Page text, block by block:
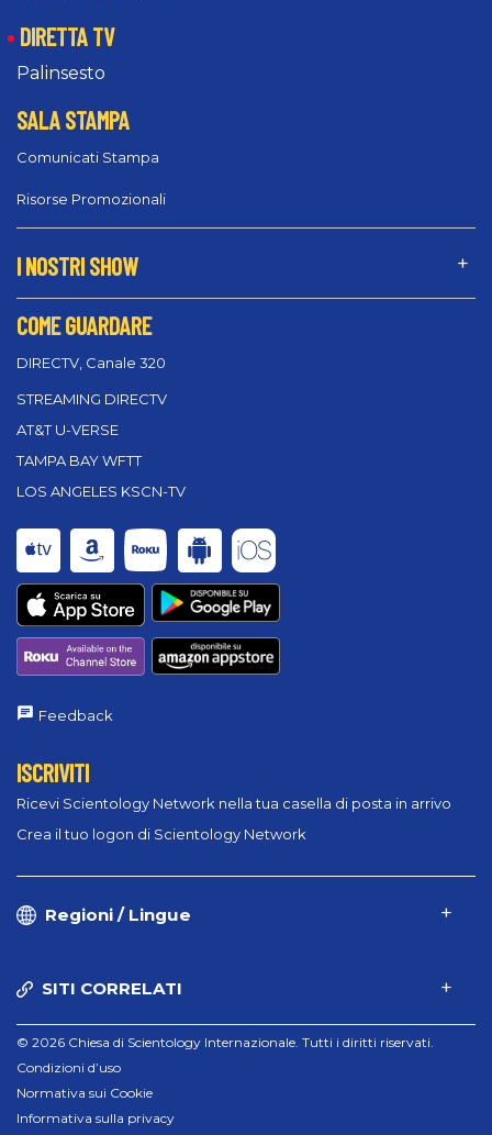
DIRETTA TV
Palinsesto
SALA STAMPA
Comunicati Stampa
Risorse Promozionali
I NOSTRI SHOW
COME GUARDARE
DIRECTV, Canale 320
STREAMING DIRECTV
AT&T U-VERSE
TAMPA BAY WFTT
LOS ANGELES KSCN-TV
Feedback
ISCRIVITI
Ricevi Scientology Network nella tua casella di posta in arrivo
Crea il tuo logon di Scientology Network
Regioni / Lingue
SITI CORRELATI
© 2026 Chiesa di Scientology Internazionale. Tutti i diritti riservati.
Condizioni d’uso
Normativa sui Cookie
Informativa sulla privacy